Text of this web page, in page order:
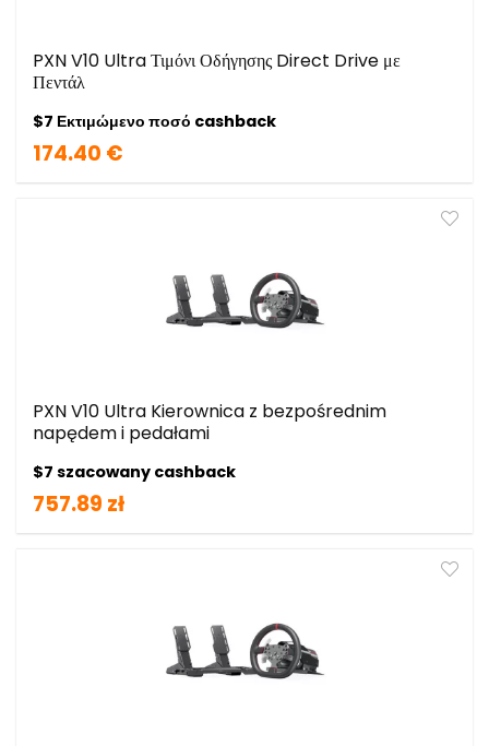
PXN V10 Ultra Τιμόνι Οδήγησης Direct Drive με
Πεντάλ
$7 Εκτιμώμενο ποσό cashback
174.40 €
PXN V10 Ultra Kierownica z bezpośrednim
napędem i pedałami
$7 szacowany cashback
757.89 zł